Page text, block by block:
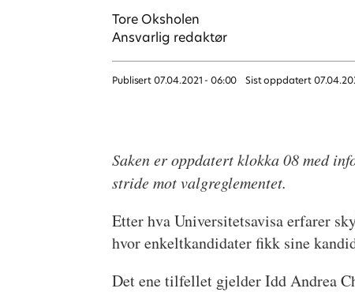
Tore Oksholen
Ansvarlig redaktør
Publisert 07.04.2021 - 06:00 Sist oppdatert
Saken er oppdatert klokka 08 med
stride mot valgreglementet.
Etter hva Universitetsavisa erfarer
hvor enkeltkandidater fikk sine
Det ene tilfellet gjelder Idd Andrea